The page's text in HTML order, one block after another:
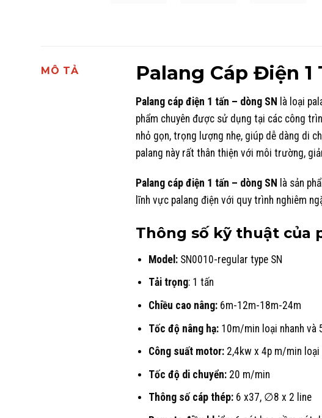
MÔ TẢ Palang Cáp Điện
Palang cáp điện 1 tấn – dòng SN là loại
phẩm chuyên được sử dụng tại các công
nhỏ gọn, trọng lượng nhẹ, giúp dễ dàng di
palang này rất thân thiện với môi trường,
Palang cáp điện 1 tấn – dòng SN là sản
lĩnh vực palang điện với quy trình nghiêm
Thông số kỹ thuật của
Model:SN0010-regular type SN
Tải trọng: 1 tấn
Chiều cao nâng:6m-12m-18m-24m
Tốc độ nâng hạ:10m/min loại nhanh và
Công suất motor:2,4kw x 4p m/min loại
Tốc độ di chuyển:20 m/min
Thông số cáp thép:6 x37, ∅8 x 2 line